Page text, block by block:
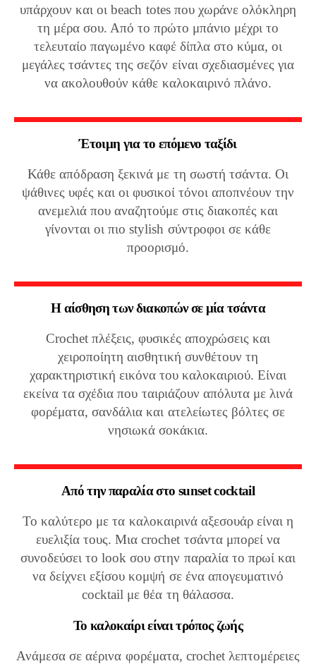
υπάρχουν και οι beach totes που χωράνε ολόκληρη
τη μέρα σου. Από το πρώτο μπάνιο μέχρι το
τελευταίο παγωμένο καφέ δίπλα στο κύμα, οι
μεγάλες τσάντες της σεζόν είναι σχεδιασμένες για
να ακολουθούν κάθε καλοκαιρινό πλάνο.
Έτοιμη για το επόμενο ταξίδι
Κάθε απόδραση ξεκινά με τη σωστή τσάντα. Οι
ψάθινες υφές και οι φυσικοί τόνοι αποπνέουν την
ανεμελιά που αναζητούμε στις διακοπές και
γίνονται οι πιο stylish σύντροφοι σε κάθε
προορισμό.
Η αίσθηση των διακοπών σε μία τσάντα
Crochet πλέξεις, φυσικές αποχρώσεις και
χειροποίητη αισθητική συνθέτουν τη
χαρακτηριστική εικόνα του καλοκαιριού. Είναι
εκείνα τα σχέδια που ταιριάζουν απόλυτα με λινά
φορέματα, σανδάλια και ατελείωτες βόλτες σε
νησιωκά σοκάκια.
Από την παραλία στο sunset cocktail
Το καλύτερο με τα καλοκαιρινά αξεσουάρ είναι η
ευελιξία τους. Μια crochet τσάντα μπορεί να
συνοδεύσει το look σου στην παραλία το πρωί και
να δείχνει εξίσου κομψή σε ένα απογευματινό
cocktail με θέα τη θάλασσα.
Το καλοκαίρι είναι τρόπος ζωής
Ανάμεσα σε αέρινα φορέματα, crochet λεπτομέρειες